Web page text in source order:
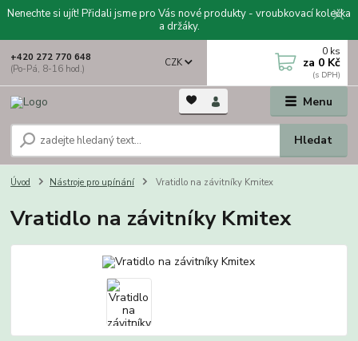
Nenechte si ujít! Přidali jsme pro Vás nové produkty - vroubkovací kolečka
a držáky.
Menu
CZK
Hledat
+420 272 770 648
(Po-Pá, 8-16 hod.)
0 ks
za 0 Kč
Úvod Nástroje pro upínání Vratidlo na závitníky Kmitex
Vratidlo na závitníky Kmitex